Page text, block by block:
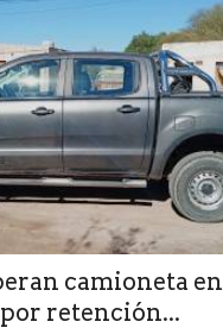
camioneta en
retención...